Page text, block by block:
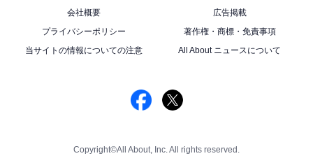
会社概要
広告掲載
プライバシーポリシー
著作権・商標・免責事項
当サイトの情報についての注意
All About ニュースについて
Copyright©All About, Inc. All rights reserved.